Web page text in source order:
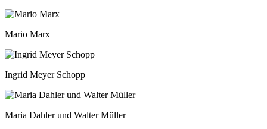
Mario Marx
Ingrid Meyer Schopp
Maria Dahler und Walter Müller